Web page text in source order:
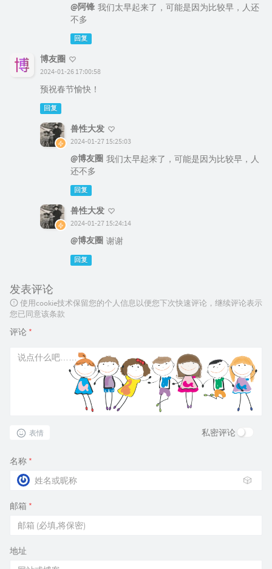
@阿锋 我们太早起来了，可能是因为比较早，人还
不多
回复
博友圈
2024-01-26 17:00:58
预祝春节愉快！
回复
兽性大发
2024-01-27 15:25:03
@博友圈 我们太早起来了，可能是因为比较早，人
还不多
回复
兽性大发
2024-01-27 15:24:14
@博友圈 谢谢
回复
发表评论
使用cookie技术保留您的个人信息以便您下次快速评论，继续评论表示
您已同意该条款
评论 *
表情 私密评论
名称 *
🎲
邮箱 *
地址